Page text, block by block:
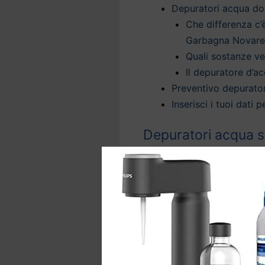
Depuratori acqua
Che differenza
Garbagna
Quali sostanze
Il depuratore
Preventivo
Inserisci i tuoi dati
Depuratori acqua
l’eccellenza per il
depuratori
trattamento dell’acqua per
sicura direttamente dal
La nostra tecnologia offre
domestica a Garbagna